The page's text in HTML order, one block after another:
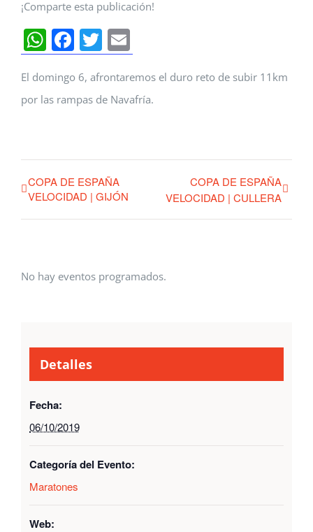
¡Comparte esta publicación!
WhatsApp
Facebook
Twitter
El domingo 6, afrontaremos el duro reto de subir 11km
por las rampas de Navafría.
COPA DE ESPAÑA
VELOCIDAD | GIJÓN
COPA DE ESPAÑA
VELOCIDAD | CULLERA
No hay eventos programados.
Detalles
Fecha:
06/10/2019
Categoría del Evento:
Maratones
Web: